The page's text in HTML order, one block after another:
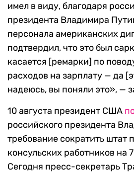
имел в виду, благодаря
президента Владимира
персонала американских
подтвердил, что это был
касается [ремарки] по
расходов на зарплату — да
надеюсь, вы поняли это», —
10 августа президент США
российского президента
требование сократить штат
консульских работников на
Сегодня пресс-секретарь